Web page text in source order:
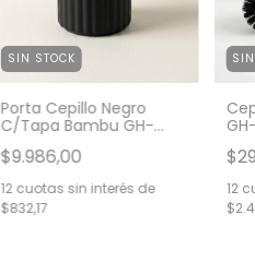
SIN STOCK
Porta Cepillo Negro
C/Tapa Bambu GH-
$9.986,00
12 cuotas sin interés de
$832,17
12